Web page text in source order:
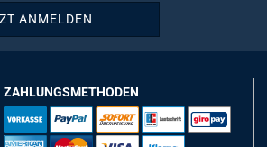
ZAHLUNGSMETHODEN